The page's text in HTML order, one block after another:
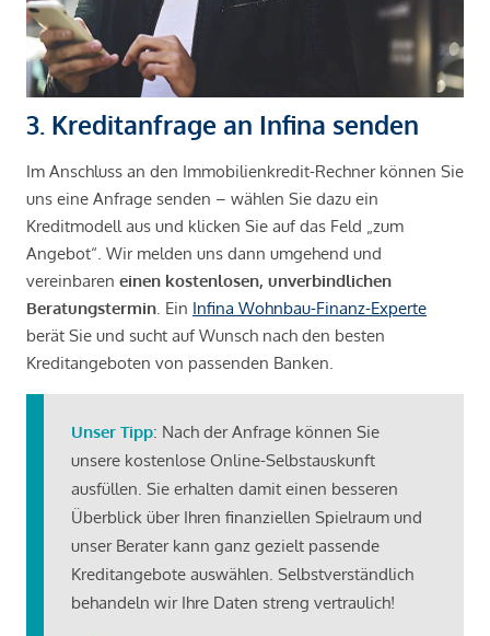
3. Kreditanfrage an Infina senden
Im Anschluss an den Immobilienkredit-Rechner können Sie
uns eine Anfrage senden – wählen Sie dazu ein
Kreditmodell aus und klicken Sie auf das Feld „zum
Angebot“. Wir melden uns dann umgehend und
vereinbaren einen kostenlosen, unverbindlichen
Beratungstermin . Ein Infina Wohnbau-Finanz-Experte
berät Sie und sucht auf Wunsch nach den besten
Kreditangeboten von passenden Banken.
Unser Tipp: Nach der Anfrage können Sie
unsere kostenlose Online-Selbstauskunft
ausfüllen. Sie erhalten damit einen besseren
Überblick über Ihren finanziellen Spielraum und
unser Berater kann ganz gezielt passende
Kreditangebote auswählen. Selbstverständlich
behandeln wir Ihre Daten streng vertraulich!